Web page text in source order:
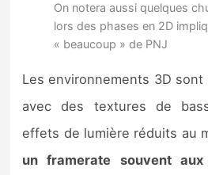
On notera aussi quelques
lors des phases en 2D
« beaucoup » de PNJ
Les environnements 3D
avec des textures de
effets de lumière réduits au
un framerate souvent aux